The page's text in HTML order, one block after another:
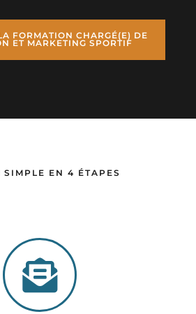
FORMATION CHARGÉ(E) DE
ET MARKETING SPORTIF
EN 4 ÉTAPES